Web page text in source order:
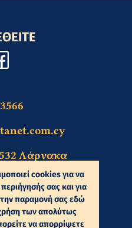
Λάρνακα
cookies για να
σας και για
παραμονή σας εδώ
των απολύτως
να απορρίψετε